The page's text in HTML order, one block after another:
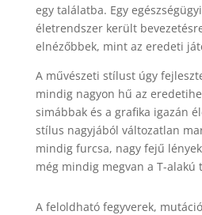
egy találatba. Egy
életrendszer került
elnézőbbek, mint az eredeti
A művészeti stílust úgy
mindig nagyon hű az
simábbak és a grafika igazán
stílus nagyjából változatlan
mindig furcsa, nagy fejű
még mindig megvan a T-alakú
A feloldható fegyverek,